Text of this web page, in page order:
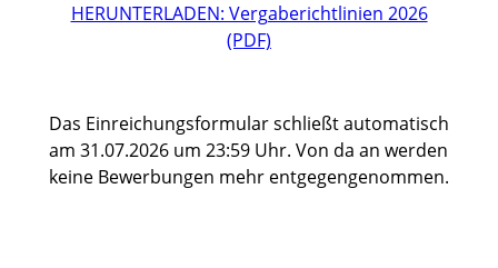
HERUNTERLADEN: Vergaberichtlinien 2026
(PDF)
Das Einreichungsformular schließt automatisch
am 31.07.2026 um 23:59 Uhr. Von da an werden
keine Bewerbungen mehr entgegengenommen.